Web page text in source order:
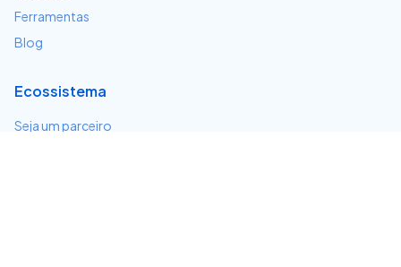
Ferramentas
Blog
Ecossistema
Seja um parceiro